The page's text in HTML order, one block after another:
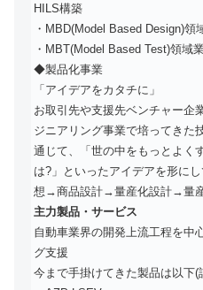
HILS構築
・MBD(Model Based Design)領
・MBT(Model Based Test)領域
◆製品化事業
「アイデアをカタチに」
お取引先や支援先ベンチャー企
ジニアリング事業で培ってきた
通じて、「世の中をもっとよく
は?」といったアイデアを形に
想→商品設計→量産化設計→量産
主力製品・サービス
自動車業界の開発上流工程を中
グ支援
今まで手掛けてきた製品は以下(